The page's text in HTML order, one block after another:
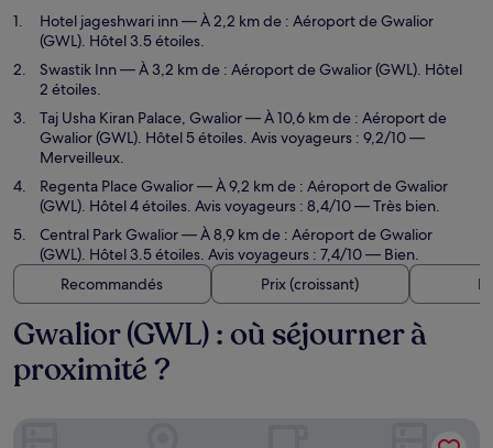
Hotel jageshwari inn— À 2,2 km de : Aéroport de Gwalior
(GWL). Hôtel 3.5 étoiles.
Swastik Inn— À 3,2 km de : Aéroport de Gwalior (GWL). Hôtel
2 étoiles.
Taj Usha Kiran Palace, Gwalior— À 10,6 km de : Aéroport de
Gwalior (GWL). Hôtel 5 étoiles. Avis voyageurs : 9,2/10 —
Merveilleux.
Regenta Place Gwalior— À 9,2 km de : Aéroport de Gwalior
(GWL). Hôtel 4 étoiles. Avis voyageurs : 8,4/10 — Très bien.
Central Park Gwalior— À 8,9 km de : Aéroport de Gwalior
(GWL). Hôtel 3.5 étoiles. Avis voyageurs : 7,4/10 — Bien.
Recommandés
Prix (croissant)
Gwalior (GWL) : où séjourner à
proximité ?